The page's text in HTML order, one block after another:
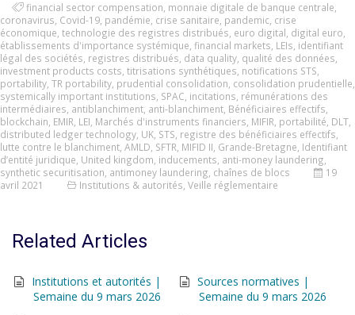
financial sector compensation monnaie digitale de banque centrale
coronavirus Covid-19 pandémie crise sanitaire pandemic crise
économique technologie des registres distribués euro digital digital euro
établissements d'importance systémique financial markets LEIs identifiant
légal des sociétés registres distribués data quality qualité des données
investment products costs titrisations synthétiques notifications STS
portability TR portability prudential consolidation consolidation prudentielle
systemically important institutions SPAC incitations rémunérations des
intermédiaires antiblanchiment anti-blanchiment Bénéficiaires effectifs
blockchain EMIR LEI Marchés d'instruments financiers MIFIR portabilité DLT
distributed ledger technology UK STS registre des bénéficiaires effectifs
lutte contre le blanchiment AMLD SFTR MIFID II Grande-Bretagne Identifiant
d’entité juridique United kingdom inducements anti-money laundering
synthetic securitisation antimoney laundering chaînes de blocs
19
avril 2021
Institutions & autorités Veille réglementaire
Related Articles
Institutions et autorités |
Semaine du 9 mars 2026
Sources normatives |
Semaine du 9 mars 2026